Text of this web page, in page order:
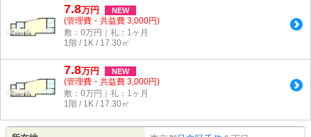
7.8万円 NEW
(管理費・共益費 3,000円)
敷：0万円｜礼：1ヶ月
1階 / 1K / 17.30㎡
7.8万円 NEW
(管理費・共益費 3,000円)
敷：0万円｜礼：1ヶ月
1階 / 1K / 17.30㎡